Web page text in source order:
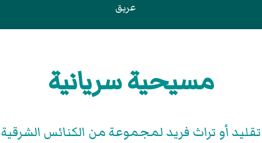
عريق
مسيحية سريانية
تقليد أو تراث فريد لمجموعة من الكنائس الشرقية